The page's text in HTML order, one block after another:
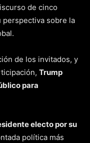
de cinco
perspectiva sobre la
de los invitados, y
Trump
para
electo por su
política más